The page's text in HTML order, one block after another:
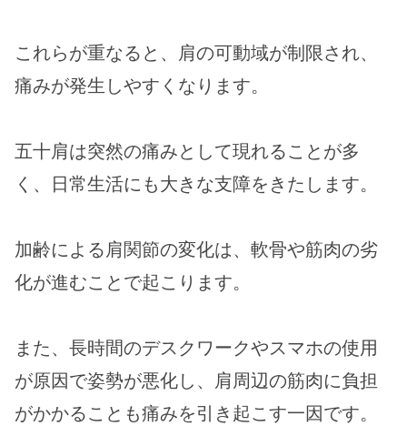
これらが重なると、肩の可動域が制限され、
痛みが発生しやすくなります。
五十肩は突然の痛みとして現れることが多
く、日常生活にも大きな支障をきたします。
加齢による肩関節の変化は、軟骨や筋肉の劣
化が進むことで起こります。
また、長時間のデスクワークやスマホの使用
が原因で姿勢が悪化し、肩周辺の筋肉に負担
がかかることも痛みを引き起こす一因です。